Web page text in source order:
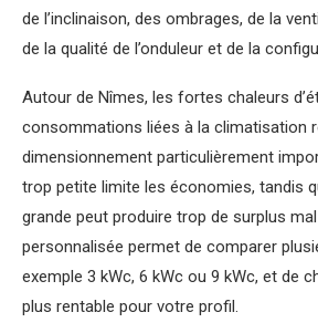
de l’inclinaison, des ombrages, de la
de la qualité de l’onduleur et de la
Autour de Nîmes, les fortes chaleurs
consommations liées à la climatisation
dimensionnement particulièrement
trop petite limite les économies, tandis
grande peut produire trop de surplus
personnalisée permet de comparer
exemple 3 kWc, 6 kWc ou 9 kWc, et de
plus rentable pour votre profil.